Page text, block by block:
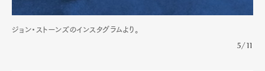
ジョン・ストーンズのインスタグラムより。
5/11